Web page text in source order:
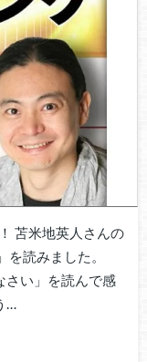
苫米地英人さんの
を読みました。
さい」を読んで感
…